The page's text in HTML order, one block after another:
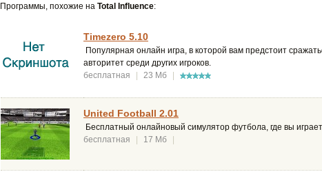
Программы, похожие на Total Influence:
Timezero 5.10
Популярная онлайн игра, в которой вам предстоит
авторитет среди других игроков.
бесплатная
| 23 Мб |
United Football 2.01
Бесплатный онлайновый симулятор футбола, где вы
бесплатная
| 17 Мб |